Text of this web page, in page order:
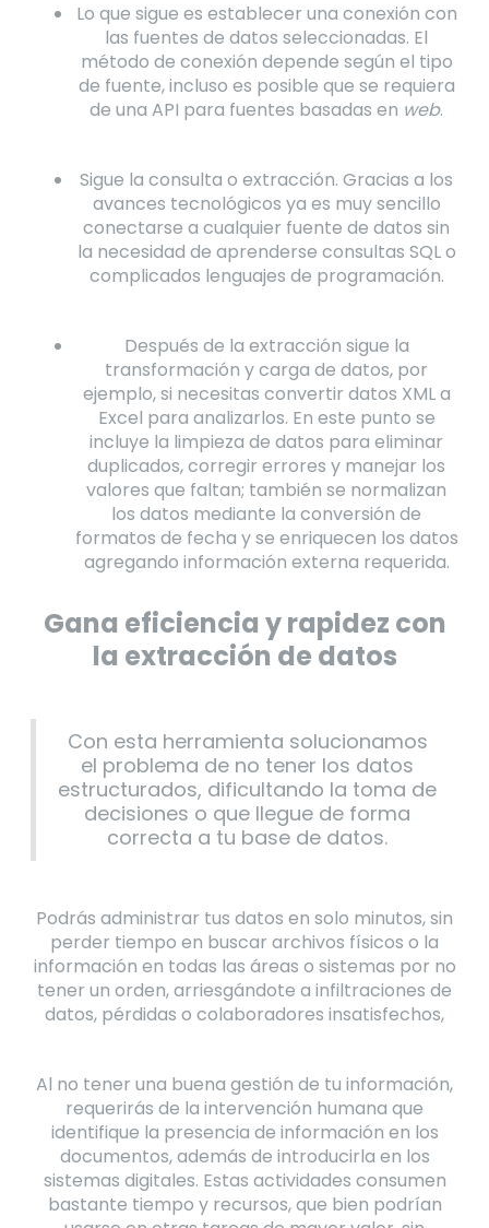
Lo que sigue es establecer una conexión con
las fuentes de datos seleccionadas. El
método de conexión depende según el tipo
de fuente, incluso es posible que se requiera
de una API para fuentes basadas en web.
Sigue la consulta o extracción. Gracias a los
avances tecnológicos ya es muy sencillo
conectarse a cualquier fuente de datos sin
la necesidad de aprenderse consultas SQL o
complicados lenguajes de programación.
Después de la extracción sigue la
transformación y carga de datos, por
ejemplo, si necesitas convertir datos XML a
Excel para analizarlos. En este punto se
incluye la limpieza de datos para eliminar
duplicados, corregir errores y manejar los
valores que faltan; también se normalizan
los datos mediante la conversión de
formatos de fecha y se enriquecen los datos
agregando información externa requerida.
Gana eficiencia y rapidez con
la extracción de datos
Con esta herramienta solucionamos
el problema de no tener los datos
estructurados, dificultando la toma de
decisiones o que llegue de forma
correcta a tu base de datos.
Podrás administrar tus datos en solo minutos, sin
perder tiempo en buscar archivos físicos o la
información en todas las áreas o sistemas por no
tener un orden, arriesgándote a infiltraciones de
datos, pérdidas o colaboradores insatisfechos,
Al no tener una buena gestión de tu información,
requerirás de la intervención humana que
identifique la presencia de información en los
documentos, además de introducirla en los
sistemas digitales. Estas actividades consumen
bastante tiempo y recursos, que bien podrían